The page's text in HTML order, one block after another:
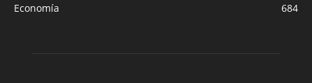
Economía
684